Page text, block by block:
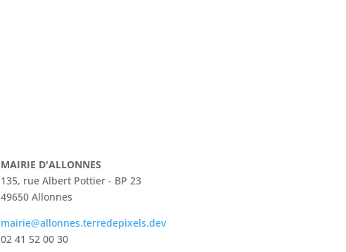
MAIRIE D'ALLONNES
135, rue Albert Pottier - BP 23
49650 Allonnes
mairie@allonnes.terredepixels.dev
02 41 52 00 30